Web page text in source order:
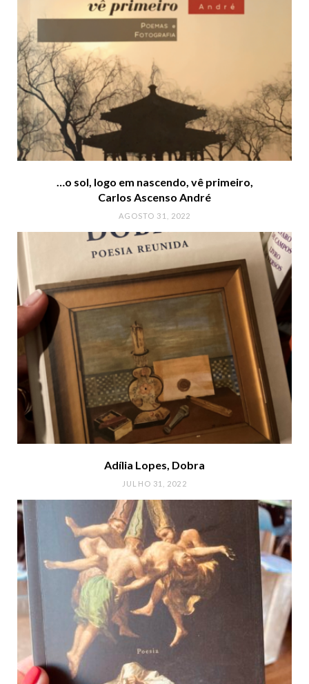
…o sol, logo em nascendo, vê primeiro,
Carlos Ascenso André
AGOSTO 31, 2022
Adília Lopes, Dobra
JULHO 31, 2022